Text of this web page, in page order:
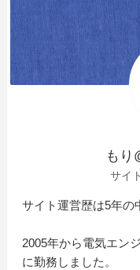
もり
サイ
サイト運営歴は5年の
2005年から電気エン
に勤務しました。